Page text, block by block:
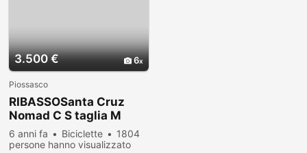
3.500 € 6
Piossasco
RIBASSOSanta Cruz
Nomad C S taglia M
2019
6 anni fa Biciclette
1804
persone hanno visualizzato